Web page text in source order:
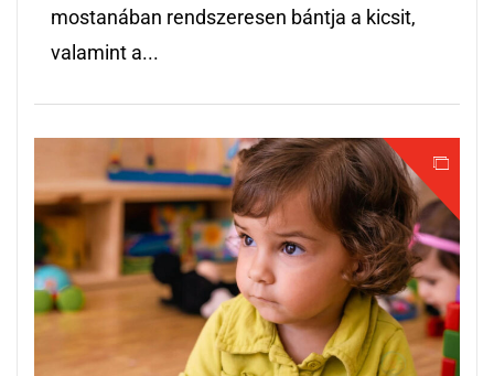
mostanában rendszeresen bántja a kicsit,
valamint a...